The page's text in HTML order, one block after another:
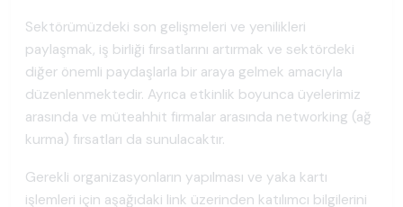
Sektörümüzdeki son gelişmeleri ve yenilikleri
paylaşmak, iş birliği fırsatlarını artırmak ve sektördeki
diğer önemli paydaşlarla bir araya gelmek amacıyla
düzenlenmektedir. Ayrıca etkinlik boyunca üyelerimiz
arasında ve müteahhit firmalar arasında networking (ağ
kurma) fırsatları da sunulacaktır.
Gerekli organizasyonların yapılması ve yaka kartı
işlemleri için aşağıdaki link üzerinden katılımcı bilgilerini